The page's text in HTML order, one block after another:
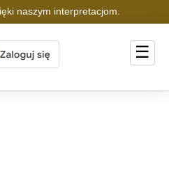
naszym interpretacjom.
☰